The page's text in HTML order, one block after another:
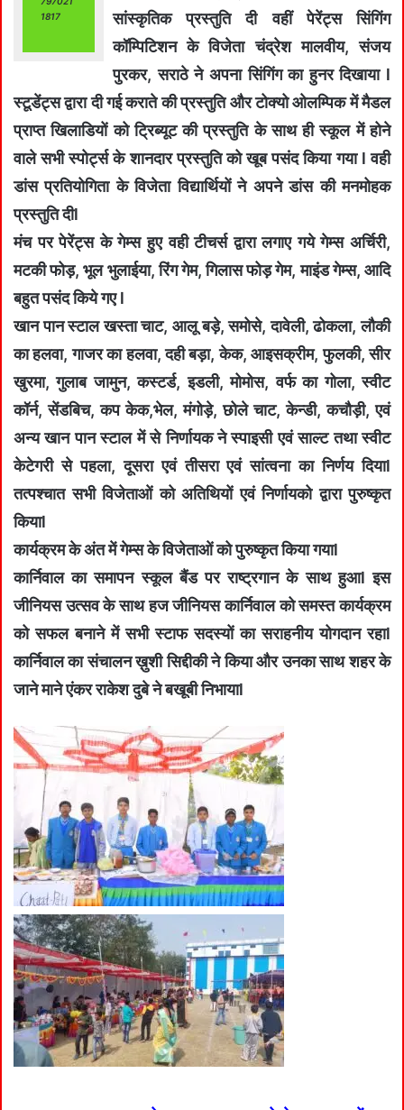
1817
सांस्कृतिक प्रस्तुति दी वहीं पेरेंट्स सिंगिंग
कॉम्पिटिशन के विजेता चंद्रेश मालवीय, संजय
पुरकर, सराठे ने अपना सिंगिंग का हुनर दिखाया l
स्टूडेंट्स द्वारा दी गई कराते की प्रस्तुति और टोक्यो ओलम्पिक में मैडल
प्राप्त खिलाडियों को ट्रिब्यूट की प्रस्तुति के साथ ही स्कूल में होने
वाले सभी स्पोर्ट्स के शानदार प्रस्तुति को खूब पसंद किया गया l वही
डांस प्रतियोगिता के विजेता विद्यार्थियों ने अपने डांस की मनमोहक
प्रस्तुति दीl
मंच पर पेरेंट्स के गेम्स हुए वही टीचर्स द्वारा लगाए गये गेम्स अर्चिरी,
मटकी फोड़, भूल भुलाईया, रिंग गेम, गिलास फोड़ गेम, माइंड गेम्स, आदि
बहुत पसंद किये गए l
खान पान स्टाल खस्ता चाट, आलू बड़े, समोसे, दावेली, ढोकला, लौकी
का हलवा, गाजर का हलवा, दही बड़ा, केक, आइसक्रीम, फुलकी, सीर
खुरमा, गुलाब जामुन, कस्टर्ड, इडली, मोमोस, वर्फ का गोला, स्वीट
कॉर्न, सेंडबिच, कप केक,भेल, मंगोड़े, छोले चाट, केन्डी, कचौड़ी, एवं
अन्य खान पान स्टाल में से निर्णायक ने स्पाइसी एवं साल्ट तथा स्वीट
केटेगरी से पहला, दूसरा एवं तीसरा एवं सांत्वना का निर्णय दियाl
तत्पश्चात सभी विजेताओं को अतिथियों एवं निर्णायको द्वारा पुरुष्कृत
कियाl
कार्यक्रम के अंत में गेम्स के विजेताओं को पुरुष्कृत किया गयाl
कार्निवाल का समापन स्कूल बैंड पर राष्ट्रगान के साथ हुआl इस
जीनियस उत्सव के साथ हज जीनियस कार्निवाल को समस्त कार्यक्रम
को सफल बनाने में सभी स्टाफ सदस्यों का सराहनीय योगदान रहाl
कार्निवाल का संचालन ख़ुशी सिद्दीकी ने किया और उनका साथ शहर के
जाने माने एंकर राकेश दुबे ने बखूबी निभायाl